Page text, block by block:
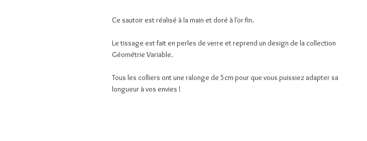
Ce sautoir est réalisé à la main et doré à l'or fin.
Le tissage est fait en perles de verre et reprend un design de la collection
Géométrie Variable.
Tous les colliers ont une ralonge de 5cm pour que vous puissiez adapter sa
longueur à vos envies !